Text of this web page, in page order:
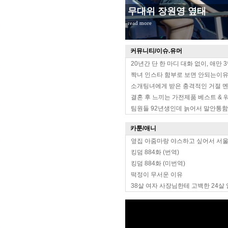
무대위 장원영 옆태
read more
커뮤니티/이슈.유머
20년간 단 한 마디 대화 없이, 애만
짝녀 인스타 함부로 보면 안되는이유
소개팅녀에게 받은 충격적인 거절
결혼 후 느끼는 가전제품 베스트 &
팀원들 92년생인데 늙어서 말안통
카툰/애니
옆집 아줌마랑 야스하고 싶어서 서
킹덤 884화 (번역)
킹덤 884화 (미번역)
떡정이 무서운 이유
38살 여자 사장님한테 고백한 24살